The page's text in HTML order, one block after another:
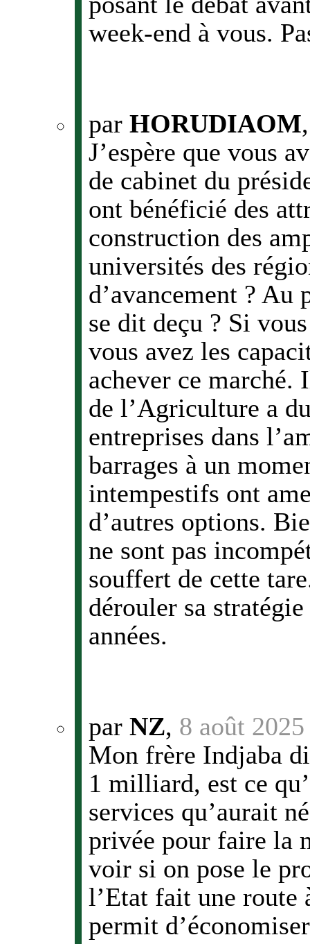
week-end à vous.
par HORUDIAOM
J’espère que vous
de cabinet du
ont bénéficié des
construction des
universités des
d’avancement ?
se dit deçu ? Si
vous avez les
achever ce
de l’Agriculture a
entreprises dans
barrages à un
intempestifs ont
d’autres options.
ne sont pas
souffert de cette
dérouler sa
années.
par NZ, 8 août
Mon frère Indjaba
1 milliard, est ce
services qu’aurait
privée pour faire la
voir si on pose le
l’Etat fait une
permit